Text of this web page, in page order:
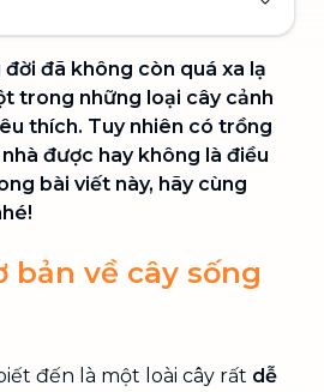
đã không còn quá xa lạ
trong những loại cây cảnh
thích. Tuy nhiên có trồng
được hay không là điều
bài viết này, hãy cùng
bản về cây sống
đến là một loài cây rất dễ